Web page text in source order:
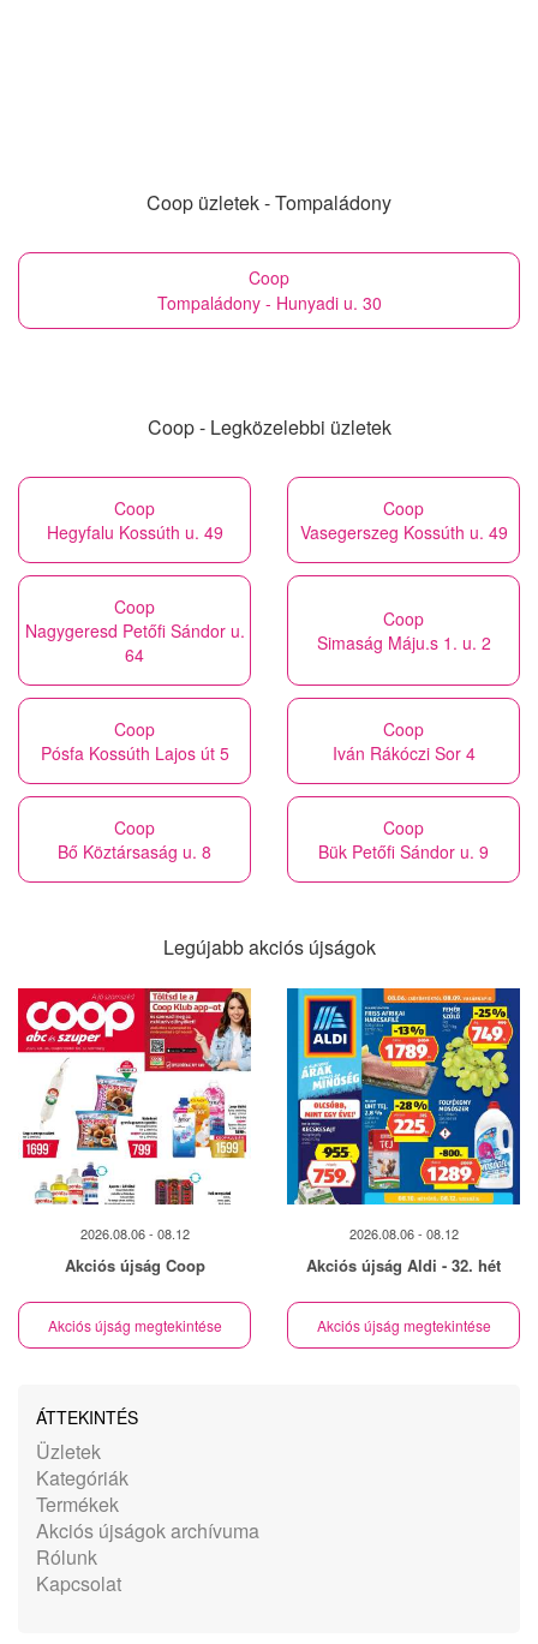
Coop üzletek - Tompaládony
Coop
Tompaládony - Hunyadi u. 30
Coop - Legközelebbi üzletek
Coop
Hegyfalu Kossúth u. 49
Coop
Vasegerszeg Kossúth u. 49
Coop
Nagygeresd Petőfi Sándor u.
64
Coop
Simaság Máju.s 1. u. 2
Coop
Pósfa Kossúth Lajos út 5
Coop
Iván Rákóczi Sor 4
Coop
Bő Köztársaság u. 8
Coop
Bük Petőfi Sándor u. 9
Legújabb akciós újságok
2026.08.06 - 08.12
Akciós újság Coop
Akciós újság megtekintése
2026.08.06 - 08.12
Akciós újság Aldi - 32. hét
Akciós újság megtekintése
ÁTTEKINTÉS
Üzletek
Kategóriák
Termékek
Akciós újságok archívuma
Rólunk
Kapcsolat